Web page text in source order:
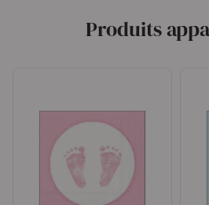
Produits